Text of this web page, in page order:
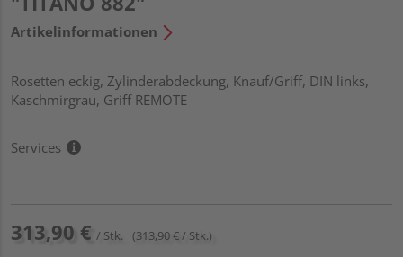
Artikelinformationen
Rosetten eckig, Zylinderabdeckung, Knauf/Griff, DIN links,
Kaschmirgrau, Griff REMOTE
Services
313,90 € / Stk. (313,90 € / Stk.)